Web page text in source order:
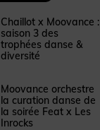
Chaillot x Moovance :
saison 3 des
trophées danse &
diversité
Moovance orchestre
la curation danse de
la soirée Feat x Les
Inrocks